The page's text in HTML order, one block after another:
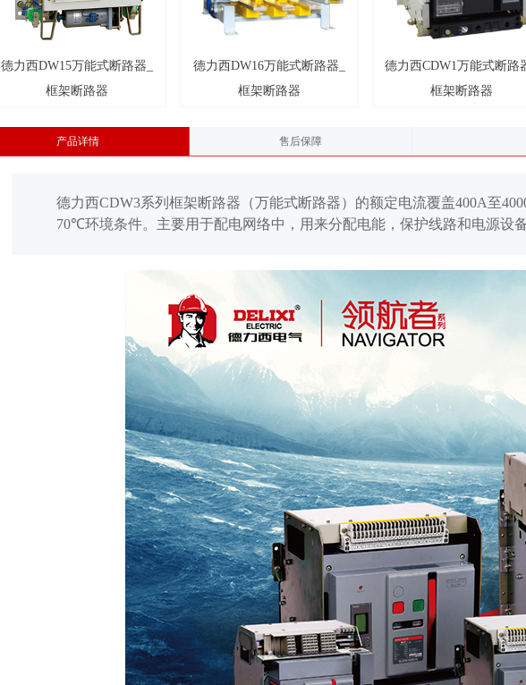
产品详情 售后保障
德力西CDW3系列框架断路器（万能式断路器）的额定电流覆盖400A至
70℃环境条件。主要用于配电网络中，用来分配电能，保护线路和电源设
德力西DW15万能式断路器_
框架断路器
德力西DW16万能式断路器_
框架断路器
德力西CDW1万能式断路
框架断路器